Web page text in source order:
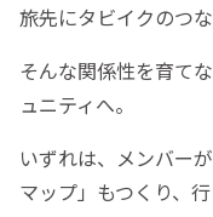
旅先にタビイクのつな
そんな関係性を育て
ュニティへ。
いずれは、メンバー
マップ」もつくり、